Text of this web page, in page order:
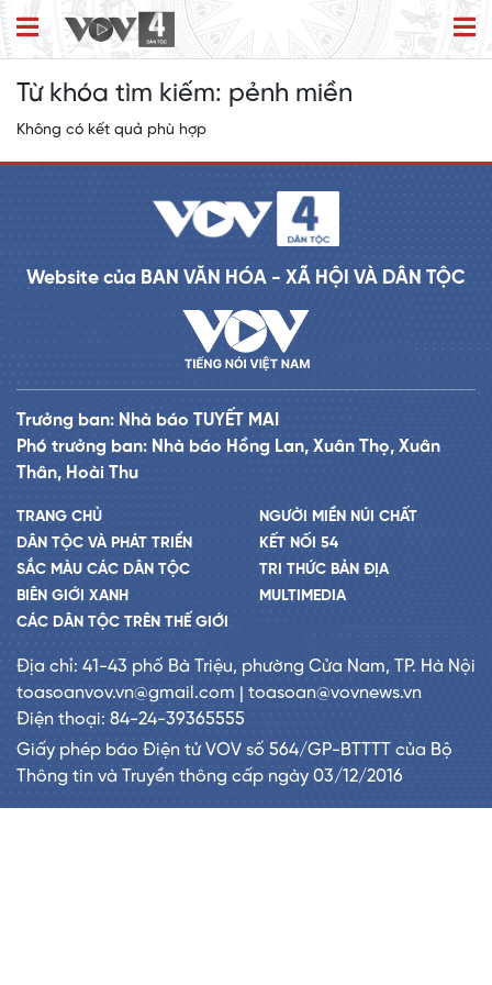
Từ khóa tìm kiếm: pẻnh miền
Không có kết quả phù hợp
Website của BAN VĂN HÓA - XÃ HỘI VÀ DÂN TỘC
Trưởng ban: Nhà báo TUYẾT MAI
Phó trưởng ban: Nhà báo Hồng Lan, Xuân Thọ, Xuân
Thân, Hoài Thu
TRANG CHỦ
DÂN TỘC VÀ PHÁT TRIỂN
SẮC MÀU CÁC DÂN TỘC
BIÊN GIỚI XANH
CÁC DÂN TỘC TRÊN THẾ GIỚI
NGƯỜI MIỀN NÚI CHẤT
KẾT NỐI 54
TRI THỨC BẢN ĐỊA
MULTIMEDIA
Địa chỉ: 41-43 phố Bà Triệu, phường Cửa Nam, TP. Hà Nội
toasoanvov.vn@gmail.com | toasoan@vovnews.vn
Điện thoại: 84-24-39365555
Giấy phép báo Điện tử VOV số 564/GP-BTTTT của Bộ
Thông tin và Truyền thông cấp ngày 03/12/2016